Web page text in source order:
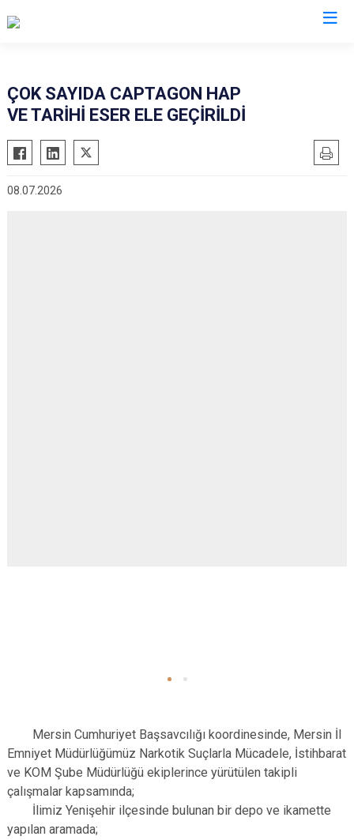
ÇOK SAYIDA CAPTAGON HAP
VE TARİHİ ESER ELE GEÇİRİLDİ
08.07.2026
Mersin Cumhuriyet Başsavcılığı koordinesinde, Mersin İl
Emniyet Müdürlüğümüz Narkotik Suçlarla Mücadele, İstihbarat
ve KOM Şube Müdürlüğü ekiplerince yürütülen takipli
çalışmalar kapsamında;
İlimiz Yenişehir ilçesinde bulunan bir depo ve ikamette
yapılan aramada;